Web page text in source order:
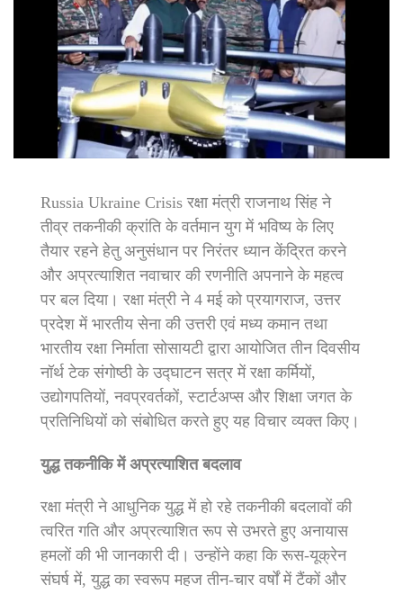
Russia Ukraine Crisis रक्षा मंत्री राजनाथ सिंह ने
तीव्र तकनीकी क्रांति के वर्तमान युग में भविष्य के लिए
तैयार रहने हेतु अनुसंधान पर निरंतर ध्यान केंद्रित करने
और अप्रत्याशित नवाचार की रणनीति अपनाने के महत्व
पर बल दिया। रक्षा मंत्री ने 4 मई को प्रयागराज, उत्तर
प्रदेश में भारतीय सेना की उत्तरी एवं मध्य कमान तथा
भारतीय रक्षा निर्माता सोसायटी द्वारा आयोजित तीन दिवसीय
नॉर्थ टेक संगोष्ठी के उद्घाटन सत्र में रक्षा कर्मियों,
उद्योगपतियों, नवप्रवर्तकों, स्टार्टअप्स और शिक्षा जगत के
प्रतिनिधियों को संबोधित करते हुए यह विचार व्‍यक्‍त किए।
युद्ध तकनीकि में अप्रत्याशित बदलाव
रक्षा मंत्री ने आधुनिक युद्ध में हो रहे तकनीकी बदलावों की
त्‍वरित गति और अप्रत्याशित रूप से उभरते हुए अनायास
हमलों की भी जानकारी दी। उन्होंने कहा कि रूस-यूक्रेन
संघर्ष में, युद्ध का स्वरूप महज तीन-चार वर्षों में टैंकों और